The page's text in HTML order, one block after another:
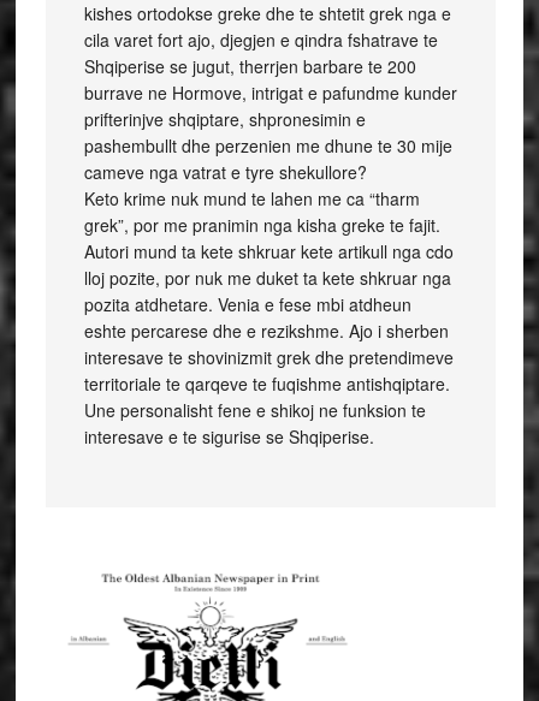
kishes ortodokse greke dhe te shtetit grek nga e
cila varet fort ajo, djegjen e qindra fshatrave te
Shqiperise se jugut, therrjen barbare te 200
burrave ne Hormove, intrigat e pafundme kunder
prifterinjve shqiptare, shpronesimin e
pashembullt dhe perzenien me dhune te 30 mije
cameve nga vatrat e tyre shekullore?
Keto krime nuk mund te lahen me ca “tharm
grek”, por me pranimin nga kisha greke te fajit.
Autori mund ta kete shkruar kete artikull nga cdo
lloj pozite, por nuk me duket ta kete shkruar nga
pozita atdhetare. Venia e fese mbi atdheun
eshte percarese dhe e rezikshme. Ajo i sherben
interesave te shovinizmit grek dhe pretendimeve
territoriale te qarqeve te fuqishme antishqiptare.
Une personalisht fene e shikoj ne funksion te
interesave e te sigurise se Shqiperise.